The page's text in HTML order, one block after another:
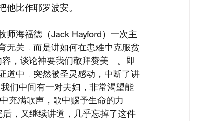
比作耶罗波安。
师海福德（Jack Hayford）一次主
无关，而是讲如何在患难中克服贫
，谈论神要我们敬拜赞美　。即
道中，突然被圣灵感动，中断了讲
们中间有一对夫妇，非常渴望能
充满歌声，歌中赐予生命的力
，又继续讲道，几乎忘掉了这件